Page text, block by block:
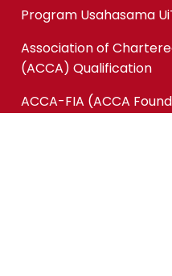
Program Usahasama
Association of
(ACCA) Qualification
ACCA-FIA (ACCA